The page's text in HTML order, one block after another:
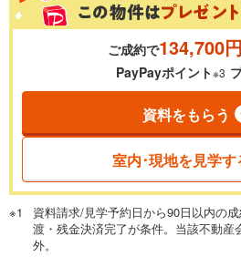
0.01%
一般的には最長35年まで借り入れ
が完済時の年齢は80歳までを条件と
閉じる
頭金
ご成約で134,700円
PayPayポイント※3
資料をもらう
室内･現地を見学す
資料請求/見学予約日から90日以内の
渡・残金決済完了が条件。当該不動産
外。